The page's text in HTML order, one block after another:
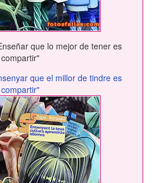
que lo mejor de tener es
compartir"
que el millor de tindre es
compartir"